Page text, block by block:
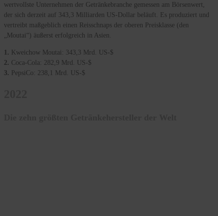
wertvollste Unternehmen der Getränkebranche gemessen am Börsenwert,
der sich derzeit auf 343,3 Milliarden US-Dollar beläuft. Es produziert und
vertreibt maßgeblich einen Reisschnaps der oberen Preisklasse (den
„Moutai“) äußerst erfolgreich in Asien.
1.
Kweichow Moutai: 343,3 Mrd. US-$
2. Coca-Cola: 282,9 Mrd. US-$
3.
PepsiCo: 238,1 Mrd. US-$